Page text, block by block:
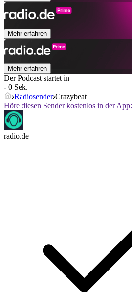
Mehr erfahren
Mehr erfahren
Der Podcast startet in
- 0 Sek.
Radiosender Crazybeat
Höre diesen Sender kostenlos in der App:
radio.de